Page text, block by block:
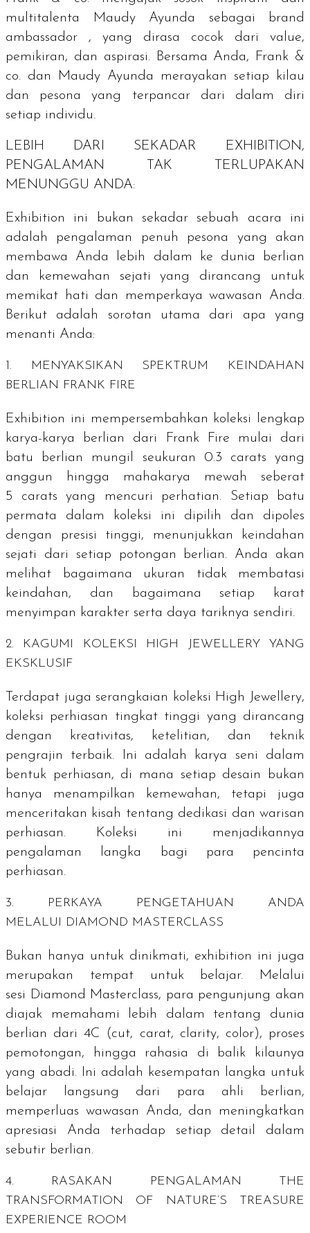
multitalenta Maudy Ayunda sebagai brand
ambassador , yang dirasa cocok dari value,
pemikiran, dan aspirasi. Bersama Anda, Frank &
co. dan Maudy Ayunda merayakan setiap kilau
dan pesona yang terpancar dari dalam diri
setiap individu.
LEBIH DARI SEKADAR EXHIBITION,
PENGALAMAN TAK TERLUPAKAN
MENUNGGU ANDA:
Exhibition ini bukan sekadar sebuah acara ini
adalah pengalaman penuh pesona yang akan
membawa Anda lebih dalam ke dunia berlian
dan kemewahan sejati yang dirancang untuk
memikat hati dan memperkaya wawasan Anda.
Berikut adalah sorotan utama dari apa yang
menanti Anda:
1. MENYAKSIKAN SPEKTRUM KEINDAHAN
BERLIAN FRANK FIRE
Exhibition ini mempersembahkan koleksi lengkap
karya-karya berlian dari Frank Fire mulai dari
batu berlian mungil seukuran 0.3 caratsyang
anggun hingga mahakarya mewah seberat
5 carats yang mencuri perhatian. Setiap batu
permata dalam koleksi ini dipilih dan dipoles
dengan presisi tinggi, menunjukkan keindahan
sejati dari setiap potongan berlian. Anda akan
melihat bagaimana ukuran tidak membatasi
keindahan, dan bagaimana setiap karat
menyimpan karakter serta daya tariknya sendiri.
2. KAGUMI KOLEKSI HIGH JEWELLERYYANG
EKSKLUSIF
Terdapat juga serangkaian koleksi High Jewellery,
koleksi perhiasan tingkat tinggi yang dirancang
dengan kreativitas, ketelitian, dan teknik
pengrajin terbaik. Ini adalah karya seni dalam
bentuk perhiasan, di mana setiap desain bukan
hanya menampilkan kemewahan, tetapi juga
menceritakan kisah tentang dedikasi dan warisan
perhiasan. Koleksi ini menjadikannya
pengalaman langka bagi para pencinta
perhiasan.
3. PERKAYA PENGETAHUAN ANDA
MELALUI DIAMOND MASTERCLASS
Bukan hanya untuk dinikmati, exhibition ini juga
merupakan tempat untuk belajar. Melalui
sesi Diamond Masterclass, para pengunjung akan
diajak memahami lebih dalam tentang dunia
berlian dari 4C (cut, carat, clarity, color), proses
pemotongan, hingga rahasia di balik kilaunya
yang abadi. Ini adalah kesempatan langka untuk
belajar langsung dari para ahli berlian,
memperluas wawasan Anda, dan meningkatkan
apresiasi Anda terhadap setiap detail dalam
sebutir berlian.
4. RASAKAN PENGALAMAN THE
TRANSFORMATION OF NATURE’S TREASURE
EXPERIENCE ROOM